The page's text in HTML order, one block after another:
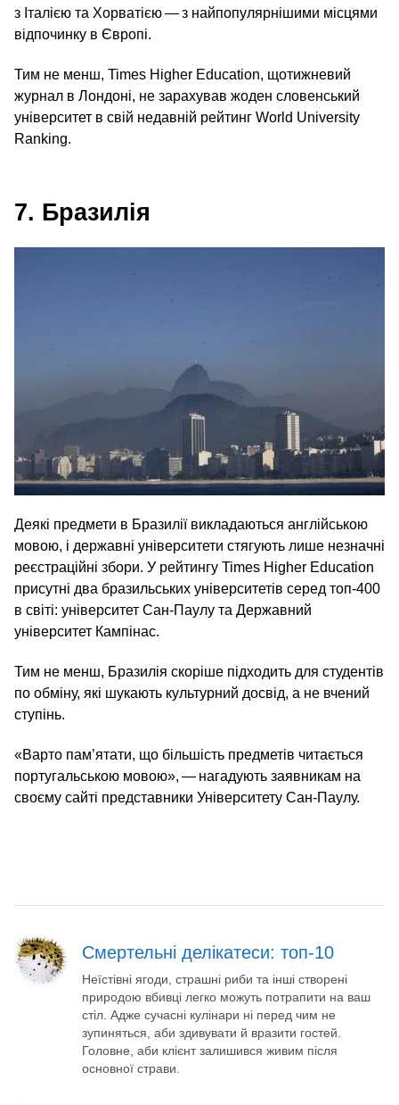
з Італією та Хорватією — з найпопулярнішими місцями
відпочинку в Європі.
Тим не менш, Times Higher Education, щотижневий
журнал в Лондоні, не зарахував жоден словенський
університет в свій недавній рейтинг World University
Ranking.
7. Бразилія
Деякі предмети в Бразилії викладаються англійською
мовою, і державні університети стягують лише незначні
реєстраційні збори. У рейтингу Times Higher Education
присутні два бразильських університетів серед топ-400
в світі: університет Сан-Паулу та Державний
університет Кампінас.
Тим не менш, Бразилія скоріше підходить для студентів
по обміну, які шукають культурний досвід, а не вчений
ступінь.
«Варто пам’ятати, що більшість предметів читається
португальською мовою», — нагадують заявникам на
своєму сайті представники Університету Сан-Паулу.
Смертельні делікатеси: топ-10
Неїстівні ягоди, страшні риби та інші створені
природою вбивці легко можуть потрапити на ваш
стіл. Адже сучасні кулінари ні перед чим не
зупиняться, аби здивувати й вразити гостей.
Головне, аби клієнт залишився живим після
основної страви.